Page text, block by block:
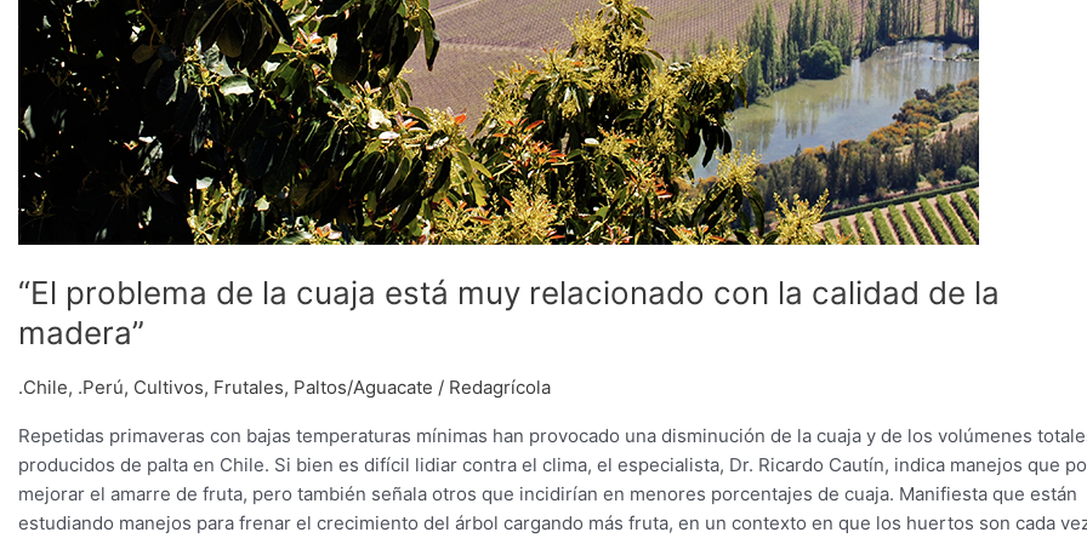
“El problema de la cuaja está muy relacionado con la calidad de la
madera”
.Chile, .Perú, Cultivos, Frutales, Paltos/Aguacate / Redagrícola
Repetidas primaveras con bajas temperaturas mínimas han provocado una disminución de la cuaja y de los volúmenes
producidos de palta en Chile. Si bien es difícil lidiar contra el clima, el especialista, Dr. Ricardo Cautín, indica manejos que
mejorar el amarre de fruta, pero también señala otros que incidirían en menores porcentajes de cuaja. Manifiesta que están
estudiando manejos para frenar el crecimiento del árbol cargando más fruta, en un contexto en que los huertos son cada